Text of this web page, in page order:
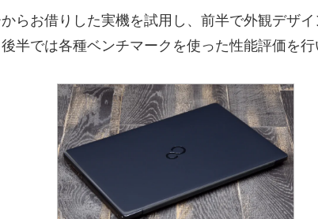
らお借りした実機を試用し、前半で外観デザ
半では各種ベンチマークを使った性能評価を行